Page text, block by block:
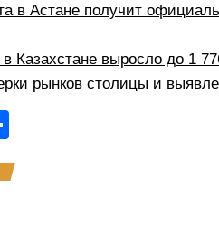
в Астане получит
Казахстане выросло до 1
рынков столицы и
р